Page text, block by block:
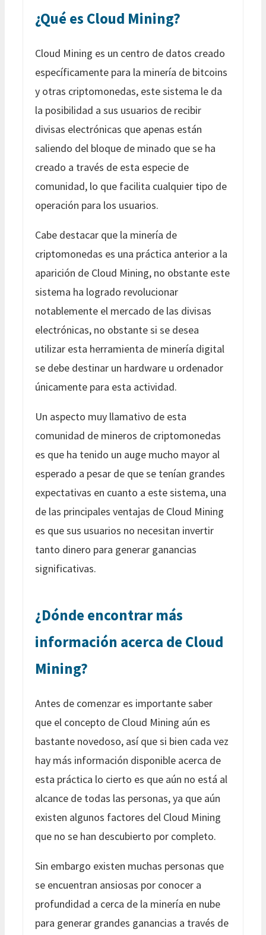
¿Qué es Cloud Mining?
Cloud Mining es un centro de datos creado
específicamente para la minería de bitcoins
y otras criptomonedas, este sistema le da
la posibilidad a sus usuarios de recibir
divisas electrónicas que apenas están
saliendo del bloque de minado que se ha
creado a través de esta especie de
comunidad, lo que facilita cualquier tipo de
operación para los usuarios.
Cabe destacar que la minería de
criptomonedas es una práctica anterior a la
aparición de Cloud Mining, no obstante este
sistema ha logrado revolucionar
notablemente el mercado de las divisas
electrónicas, no obstante si se desea
utilizar esta herramienta de minería digital
se debe destinar un hardware u ordenador
únicamente para esta actividad.
Un aspecto muy llamativo de esta
comunidad de mineros de criptomonedas
es que ha tenido un auge mucho mayor al
esperado a pesar de que se tenían grandes
expectativas en cuanto a este sistema, una
de las principales ventajas de Cloud Mining
es que sus usuarios no necesitan invertir
tanto dinero para generar ganancias
significativas.
¿Dónde encontrar más
información acerca de Cloud
Mining?
Antes de comenzar es importante saber
que el concepto de Cloud Mining aún es
bastante novedoso, así que si bien cada vez
hay más información disponible acerca de
esta práctica lo cierto es que aún no está al
alcance de todas las personas, ya que aún
existen algunos factores del Cloud Mining
que no se han descubierto por completo.
Sin embargo existen muchas personas que
se encuentran ansiosas por conocer a
profundidad a cerca de la minería en nube
para generar grandes ganancias a través de